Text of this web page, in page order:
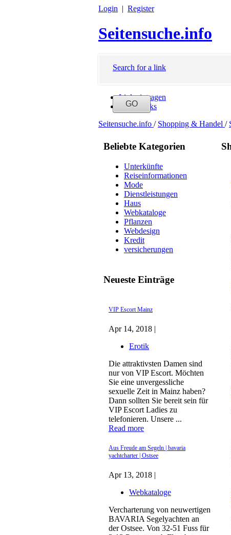
Login | Register
Seitensuche.info
Search for a link
Link eintragen
Neue Links
Seitensuche.info / Shopping & Handel /
Beliebte Kategorien
Unterkünfte
Reiseinformationen
Mode
Dienstleistungen
Haus
Webkataloge
Pflanzen
Webdesign
Kredit
versicherungen
Neueste Einträge
VIP Escort Mainz
Apr 14, 2018 |
Erotik
Die attraktivsten Damen sind
nur von VIP Escort. Möchten
Sie eine unvergessliche
sexuelle Zeit in Mainz haben?
Dann sollten Sie bereit sein für
VIP Escort Ladies zu
telefonieren. Unsere ...
Read more
Aus Freude am Segeln | bavaria
yachtcharter | Ostsee
Apr 13, 2018 |
Webkataloge
Vercharterung von neuwertigen
BAVARIA Segelyachten an
der Ostsee. Von 32-51 Fuss für